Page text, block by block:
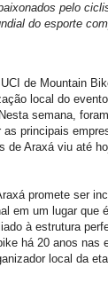
pelo
do esporte
de Mountain
local do
semana,
principais
de Araxá viu até
promete ser
em um lugar que
à estrutura
há 20 anos nas
local da